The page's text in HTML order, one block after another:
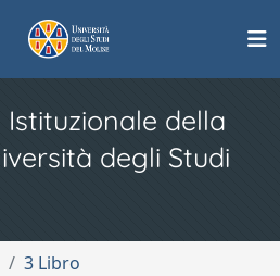
della
degli Studi
3 Libro